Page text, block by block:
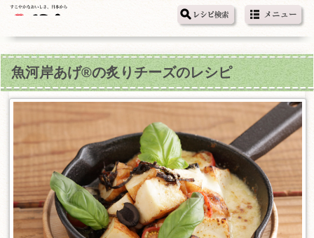
魚河岸あげ®の炙りチーズのレシピ